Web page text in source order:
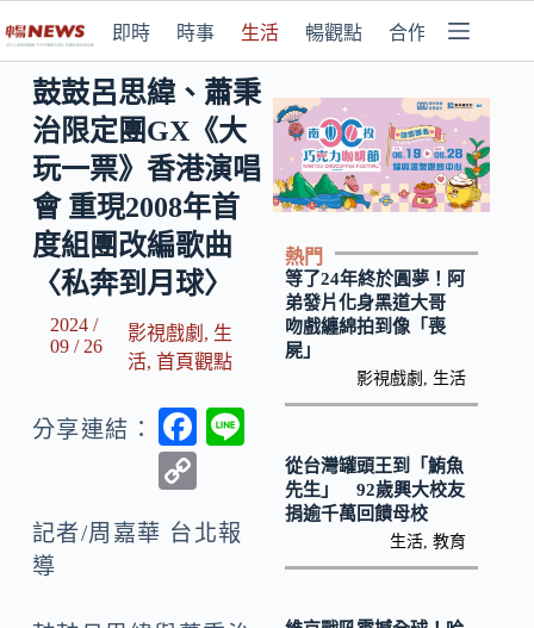
即時 時事 生活 暢觀點 合作媒體
鼓鼓呂思緯、蕭秉
治限定團GX《大
玩一票》香港演唱
會 重現2008年首
度組團改編歌曲
〈私奔到月球〉
2024 /
09 / 26
影視戲劇 , 生
活,首頁觀點
分享連結：
F
b
o
p
記者/周嘉華 台北報
導
熱門
等了24年終於圓夢！阿
弟發片化身黑道大哥
吻戲纏綿拍到像「喪
屍」
影視戲劇 生活
從台灣罐頭王到「鮪魚
先生」 92歲興大校友
捐逾千萬回饋母校
生活 ,教育